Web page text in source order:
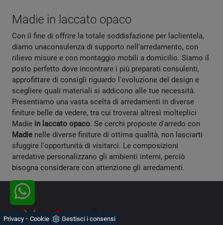
Madie in laccato opaco
Con il fine di offrire la totale soddisfazione per laclientela,
diamo unaconsulenza di supporto nell'arredamento, con
rilievo misure e con montaggio mobili a domicilio. Siamo il
posto perfetto dove incontrare i più preparati consulenti,
approfittare di consigli riguardo l'evoluzione del design e
scegliere quali materiali si addicono alle tue necessità.
Presentiamo una vasta scelta di arredamenti in diverse
finiture belle da vedere, tra cui troverai altresì molteplici
Madie in laccato opaco. Se cerchi proposte d'arredo con
Madie nelle diverse finiture di ottima qualità, non lasciarti
sfuggire l'opportunità di visitarci. Le composizioni
arredative personalizzano gli ambienti interni, perciò
bisogna considerare con attenzione gli arredamenti.
Privacy - Cookie Gestisci i consensi